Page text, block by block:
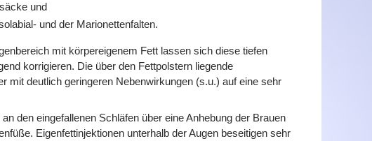
und
und der Marionettenfalten.
mit körpereigenem Fett lassen sich diese tiefen
korrigieren. Die über den Fettpolstern liegende
mit deutlich geringeren Nebenwirkungen (s.u.) auf eine sehr
den eingefallenen Schläfen über eine Anhebung der Brauen
Eigenfettinjektionen unterhalb der Augen beseitigen sehr